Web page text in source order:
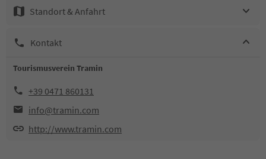
Standort & Anfahrt
Kontakt
Tourismusverein Tramin
+39 0471 860131
info@tramin.com
http://www.tramin.com